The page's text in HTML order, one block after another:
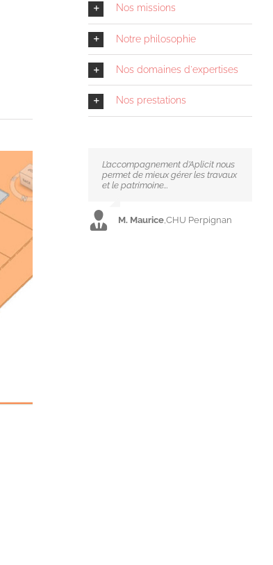
Nos missions
Notre philosophie
Nos domaines d'expertises
Nos prestations
L’accompagnement d’Aplicit nous
permet de mieux gérer les travaux
et le patrimoine...
M. Maurice,CHU Perpignan
Nous avons conçu nos propres
bibliothèques Revit en interne,
sans l’achat de plugins.
M. Barribaud,Aten Energies